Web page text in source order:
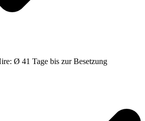
Ø 41 Tage bis zur Besetzung